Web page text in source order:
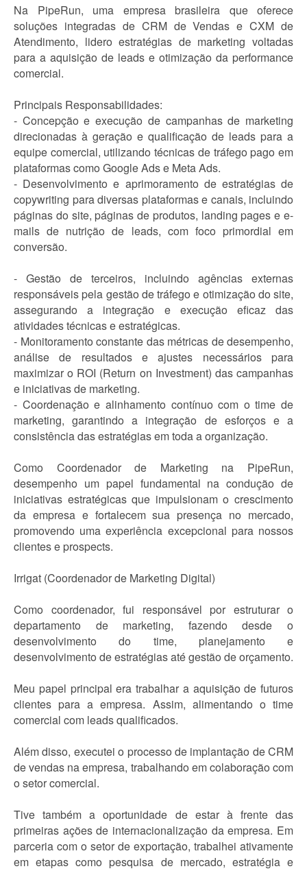
Na PipeRun, uma empresa brasileira que oferece
soluções integradas de CRM de Vendas e CXM de
Atendimento, lidero estratégias de marketing voltadas
para a aquisição de leads e otimização da performance
comercial.
Principais Responsabilidades:
- Concepção e execução de campanhas de marketing
direcionadas à geração e qualificação de leads para a
equipe comercial, utilizando técnicas de tráfego pago em
plataformas como Google Ads e Meta Ads.
- Desenvolvimento e aprimoramento de estratégias de
copywriting para diversas plataformas e canais, incluindo
páginas do site, páginas de produtos, landing pages e e-
mails de nutrição de leads, com foco primordial em
conversão.
- Gestão de terceiros, incluindo agências externas
responsáveis pela gestão de tráfego e otimização do site,
assegurando a integração e execução eficaz das
atividades técnicas e estratégicas.
- Monitoramento constante das métricas de desempenho,
análise de resultados e ajustes necessários para
maximizar o ROI (Return on Investment) das campanhas
e iniciativas de marketing.
- Coordenação e alinhamento contínuo com o time de
marketing, garantindo a integração de esforços e a
consistência das estratégias em toda a organização.
Como Coordenador de Marketing na PipeRun,
desempenho um papel fundamental na condução de
iniciativas estratégicas que impulsionam o crescimento
da empresa e fortalecem sua presença no mercado,
promovendo uma experiência excepcional para nossos
clientes e prospects.
Irrigat (Coordenador de Marketing Digital)
Como coordenador, fui responsável por estruturar o
departamento de marketing, fazendo desde o
desenvolvimento do time, planejamento e
desenvolvimento de estratégias até gestão de orçamento.
Meu papel principal era trabalhar a aquisição de futuros
clientes para a empresa. Assim, alimentando o time
comercial com leads qualificados.
Além disso, executei o processo de implantação de CRM
de vendas na empresa, trabalhando em colaboração com
o setor comercial.
Tive também a oportunidade de estar à frente das
primeiras ações de internacionalização da empresa. Em
parceria com o setor de exportação, trabalhei ativamente
em etapas como pesquisa de mercado, estratégia e